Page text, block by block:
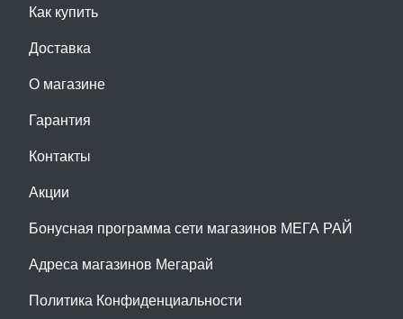
Как купить
Доставка
О магазине
Гарантия
Контакты
Акции
Бонусная программа сети магазинов МЕГА РАЙ
Адреса магазинов Мегарай
Политика Конфиденциальности